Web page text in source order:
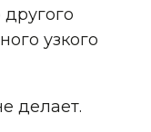
узкого
делает.